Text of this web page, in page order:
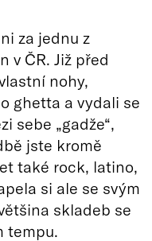
za jednu z
v ČR. Již před
nohy,
ghetta a vydali se
sebe „gadže“,
jste kromě
také rock, latino,
si ale se svým
skladeb se
tempu.